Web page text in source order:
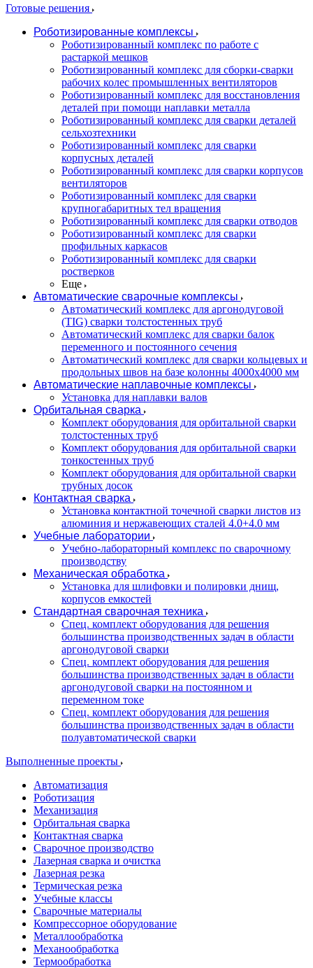
Готовые решения
Роботизированные комплексы
Роботизированный комплекс по работе с
растаркой мешков
Роботизированный комплекс для сборки-сварки
рабочих колес промышленных вентиляторов
Роботизированный комплекс для восстановления
деталей при помощи наплавки металла
Роботизированный комплекс для сварки деталей
сельхозтехники
Роботизированный комплекс для сварки
корпусных деталей
Роботизированный комплекс для сварки корпусов
вентиляторов
Роботизированный комплекс для сварки
крупногабаритных тел вращения
Роботизированный комплекс для сварки отводов
Роботизированный комплекс для сварки
профильных каркасов
Роботизированный комплекс для сварки
ростверков
Еще
Автоматические сварочные комплексы
Автоматический комплекс для аргонодуговой
(TIG) сварки толстостенных труб
Автоматический комплекс для сварки балок
переменного и постоянного сечения
Автоматический комплекс для сварки кольцевых и
продольных швов на базе колонны 4000x4000 мм
Автоматические наплавочные комплексы
Установка для наплавки валов
Орбитальная сварка
Комплект оборудования для орбитальной сварки
толстостенных труб
Комплект оборудования для орбитальной сварки
тонкостенных труб
Комплект оборудования для орбитальной сварки
трубных досок
Контактная сварка
Установка контактной точечной сварки листов из
алюминия и нержавеющих сталей 4.0+4.0 мм
Учебные лаборатории
Учебно-лабораторный комплекс по сварочному
производству
Механическая обработка
Установка для шлифовки и полировки днищ,
корпусов емкостей
Стандартная сварочная техника
Спец. комплект оборудования для решения
большинства производственных задач в области
аргонодуговой сварки
Спец. комплект оборудования для решения
большинства производственных задач в области
аргонодуговой сварки на постоянном и
переменном токе
Спец. комплект оборудования для решения
большинства производственных задач в области
полуавтоматической сварки
Выполненные проекты
Автоматизация
Роботизация
Механизация
Орбитальная сварка
Контактная сварка
Сварочное производство
Лазерная сварка и очистка
Лазерная резка
Термическая резка
Учебные классы
Сварочные материалы
Компрессорное оборудование
Металлообработка
Механообработка
Термообработка